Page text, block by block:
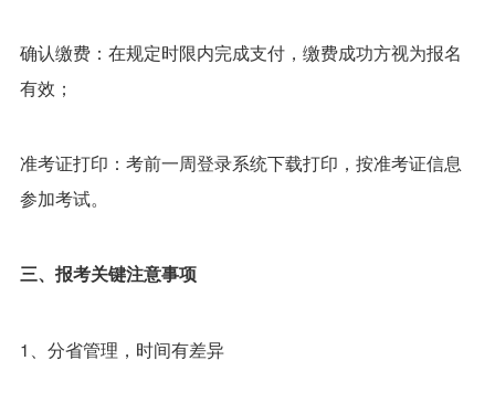
确认缴费：在规定时限内完成支付，缴费成功方视为报名
有效；
准考证打印：考前一周登录系统下载打印，按准考证信息
参加考试。
三、报考关键注意事项
1、分省管理，时间有差异